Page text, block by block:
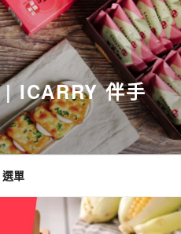
ICARRY 伴手
選單